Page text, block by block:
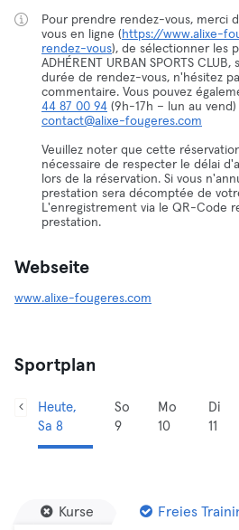
Pour prendre rendez-vous, merci
vous en ligne ( https://www.alixe-
rendez-vous), de sélectionner les
ADHÉRENT URBAN SPORTS
durée de rendez-vous, n'hésitez
commentaire. Vous pouvez
44 87 00 94 (9h-17h – lun au
contact@alixe-fougeres.com
Veuillez noter que cette
nécessaire de respecter le délai
lors de la réservation. Si vous
prestation sera décomptée de
L'enregistrement via le QR-Code
prestation.
Webseite
www.alixe-fougeres.com
Sportplan
Heute,
Sa 8
So
9
Mo
10
Di
11
Kurse Freies